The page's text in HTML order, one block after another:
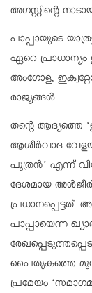
അഗസ്റ്റിന്റെ
പാപ്പായുടെ
ഏറെ
അംഗോള,
രാജ്യങ്ങള്‍.
തന്റെ ആദ്യത്തെ
ആശീര്‍വാദ
പുത്രന്‍’ എന്ന്
ദേശമായ
പ്രധാനപ്പെട്ടത്.
പാപ്പായെന്ന
പൈതൃകത്തെ
പ്രമേയം